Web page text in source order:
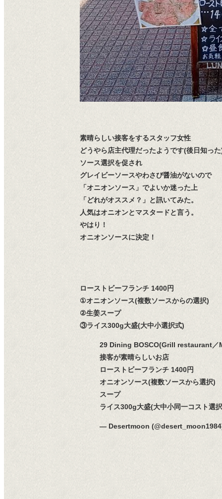
素晴らしい接客をするスタッフ女性
どうやら店主代理だったようです(後日知っ
ソース選択を促され
グレイビーソースやわさび醤油がないので
「オニオンソース」でよいか迷った上
「どれがオススメ？」と訊いてみた。
人気はオニオンとマスタードと言う。
やはり！
オニオンソースに決定！
ローストビーフランチ 1400円
①オニオンソース(複数ソースからの選択)
②生姜スープ
③ライス300g大盛(大中小選択式)
29 Dining BOSCO(Grill restaurant／
接客が素晴らしいお店
ローストビーフランチ 1400円
オニオンソース(複数ソースから選択)
スープ
ライス300g大盛(大中小同一コスト選
— Desertmoon